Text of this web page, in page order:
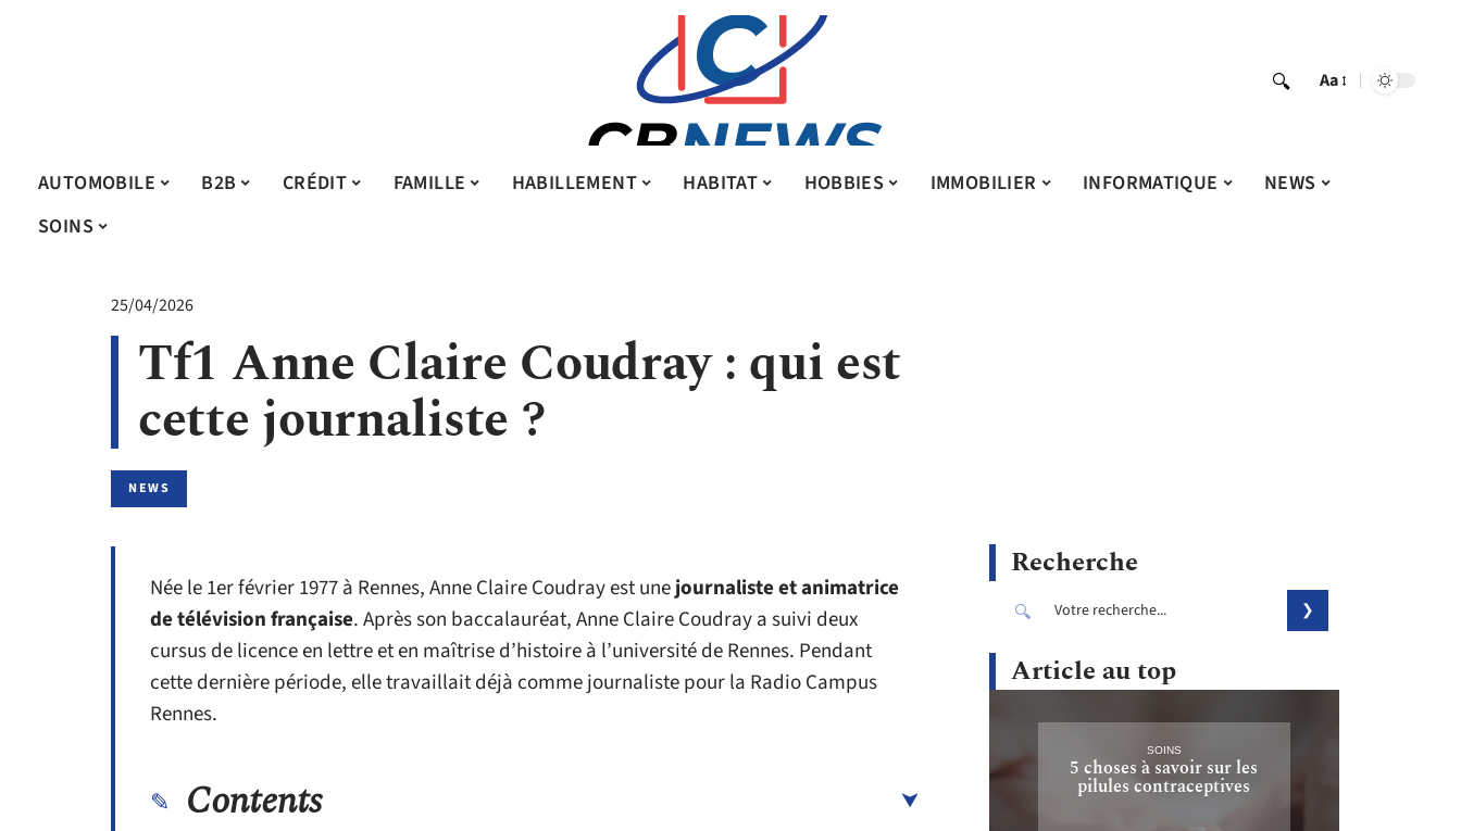
Aa
AUTOMOBILE B2B CRÉDIT FAMILLE HABILLEMENT HABITAT HOBBIES IMMOBILIER INFORMATIQUE
NEWS
SOINS
25/04/2026
Tf1 Anne Claire Coudray : qui est
cette journaliste ?
NEWS
Née le 1er février 1977 à Rennes, Anne Claire Coudray est unejournaliste et animatrice
de télévision française. Après son baccalauréat, Anne Claire Coudray a suivi deux
cursus de licence en lettre et en maîtrise d’histoire à l’université de Rennes. Pendant
cette dernière période, elle travaillait déjà comme journaliste pour la Radio Campus
Rennes.
Contents
Recherche
Article au top
SOINS
5 choses à savoir sur les
pilules contraceptives